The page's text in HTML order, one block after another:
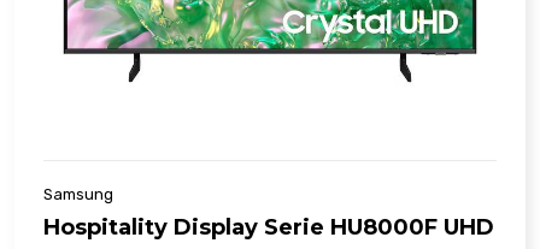
Samsung
Hospitality Display Serie HU8000F UHD